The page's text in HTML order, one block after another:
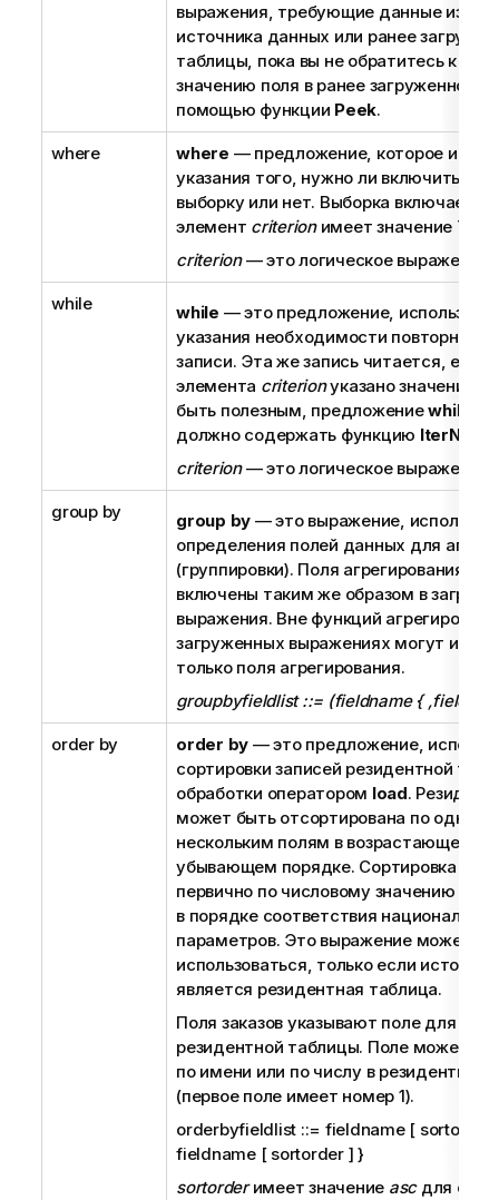
выражения, требующие данные из
источника данных или ранее
таблицы, пока вы не обратитесь к
значению поля в ранее загруженной
помощью функции Peek.
where where — предложение, которое
указания того, нужно ли включить
выборку или нет. Выборка
элемент criterionимеет значение True
criterion— это логическое выражение.
while while — это предложение,
указания необходимости повторного
записи. Эта же запись читается, если
элемента criterionуказано значение
быть полезным, предложениеwhile
должно содержать функцию IterNo( )
criterion— это логическое выражение.
group by group by — это выражение,
определения полей данных для
(группировки). Поля агрегирования
включены таким же образом в
выражения. Вне функций
загруженных выражениях могут
только поля агрегирования.
groupbyfieldlist ::= (fieldname {
order by order by — это предложение,
сортировки записей резидентной
обработки оператором load.
может быть отсортирована по
нескольким полям в возрастающем
убывающем порядке. Сортировка
первично по числовому значению и
в порядке соответствия
параметров. Это выражение может
использоваться, только если
является резидентная таблица.
Поля заказов указывают поле для
резидентной таблицы. Поле может
по имени или по числу в резидентной
(первое поле имеет номер 1).
orderbyfieldlist ::= fieldname [ sortorder
fieldname [ sortorder ] }
sortorderимеет значение ascдля